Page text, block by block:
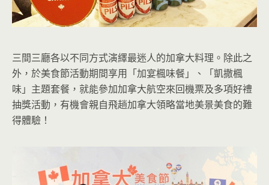
三間三廳各以不同方式演繹最迷人的加拿大料理。除此之
外，於美食節活動期間享用「加宴楓味餐」、「凱撒楓
味」主題套餐，就能參加加拿大航空來回機票及多項好禮
抽獎活動，有機會親自飛趟加拿大領略當地美景美食的難
得體驗！